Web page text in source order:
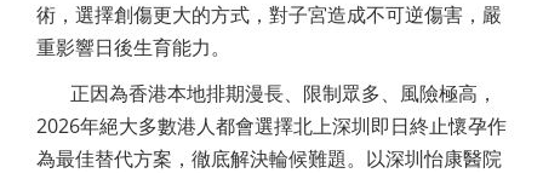
術，選擇創傷更大的方式，對子宮造成不可逆傷害，嚴
重影響日後生育能力。
正因為香港本地排期漫長、限制眾多、風險極高，
2026年絕大多數港人都會選擇北上深圳即日終止懷孕作
為最佳替代方案，徹底解決輪候難題。以深圳怡康醫院